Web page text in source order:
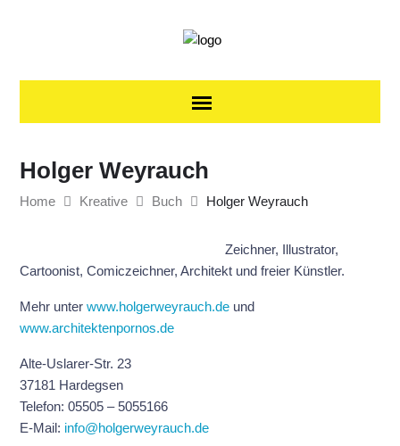
Holger Weyrauch
Home Kreative Buch Holger Weyrauch
Zeichner, Illustrator,
Cartoonist, Comiczeichner, Architekt und freier Künstler.
Mehr unterwww.holgerweyrauch.de und
www.architektenpornos.de
Alte-Uslarer-Str. 23
37181 Hardegsen
Telefon: 05505 – 5055166
E-Mail: info@holgerweyrauch.de